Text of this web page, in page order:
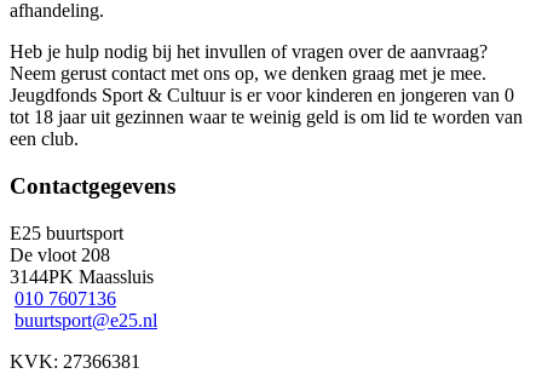
afhandeling.
Heb je hulp nodig bij het invullen of vragen over de aanvraag?
Neem gerust contact met ons op, we denken graag met je mee.
Jeugdfonds Sport & Cultuur is er voor kinderen en jongeren van 0
tot 18 jaar uit gezinnen waar te weinig geld is om lid te worden van
een club.
Contactgegevens
E25 buurtsport
De vloot 208
3144PK Maassluis
010 7607136
buurtsport@e25.nl
KVK: 27366381